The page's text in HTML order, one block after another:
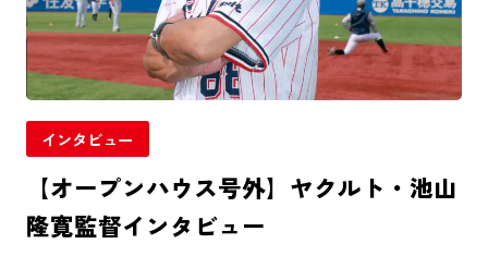
インタビュー
【オープンハウス号外】ヤクルト・池山
隆寛監督インタビュー